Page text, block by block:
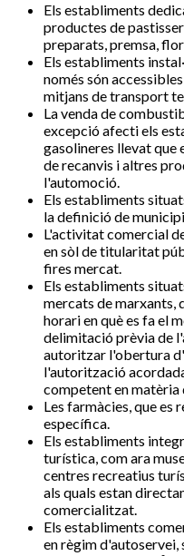
Els establiments
productes de
preparats, premsa,
Els establiments
només són
mitjans de transport
La venda de
excepció afecti els
gasolineres llevat que
de recanvis i altres
l'automoció.
Els establiments
la definició de
L'activitat comercial
en sòl de titularitat
fires mercat.
Els establiments
mercats de marxants,
horari en què es fa el
delimitació prèvia de
autoritzar l'obertura
l'autorització
competent en matèria
Les farmàcies, que es
específica.
Els establiments
turística, com ara
centres recreatius
als quals estan
comercialitzat.
Els establiments
en règim d'autoservei,